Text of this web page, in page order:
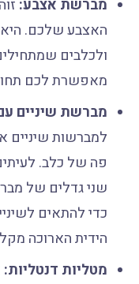
מברשת אצבע:
האצבע שלכם. היא
ולכלבים
מאפשרת לכם
מברשת שיניים
למברשות שיניים
פה של כלב.
שני גדלים של
כדי להתאים
הידית הארוכה
מטליות דנטליות: